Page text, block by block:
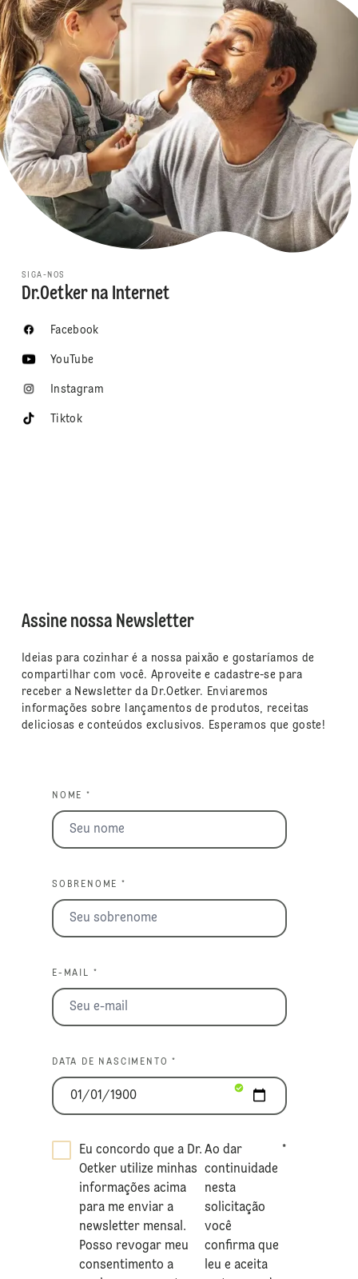
SIGA-NOS
Dr.Oetker na Internet
Facebook
YouTube
Instagram
Tiktok
Assine nossa Newsletter
Ideias para cozinhar é a nossa paixão e gostaríamos de
compartilhar com você. Aproveite e cadastre-se para
receber a Newsletter da Dr.Oetker. Enviaremos
informações sobre lançamentos de produtos, receitas
deliciosas e conteúdos exclusivos. Esperamos que goste!
NOME *
SOBRENOME *
E-MAIL *
DATA DE NASCIMENTO *
Eu concordo que a Dr.
Oetker utilize minhas
informações acima
para me enviar a
newsletter mensal.
Posso revogar meu
consentimento a
Ao dar
continuidade
nesta
solicitação
você
confirma que
leu e aceita
*